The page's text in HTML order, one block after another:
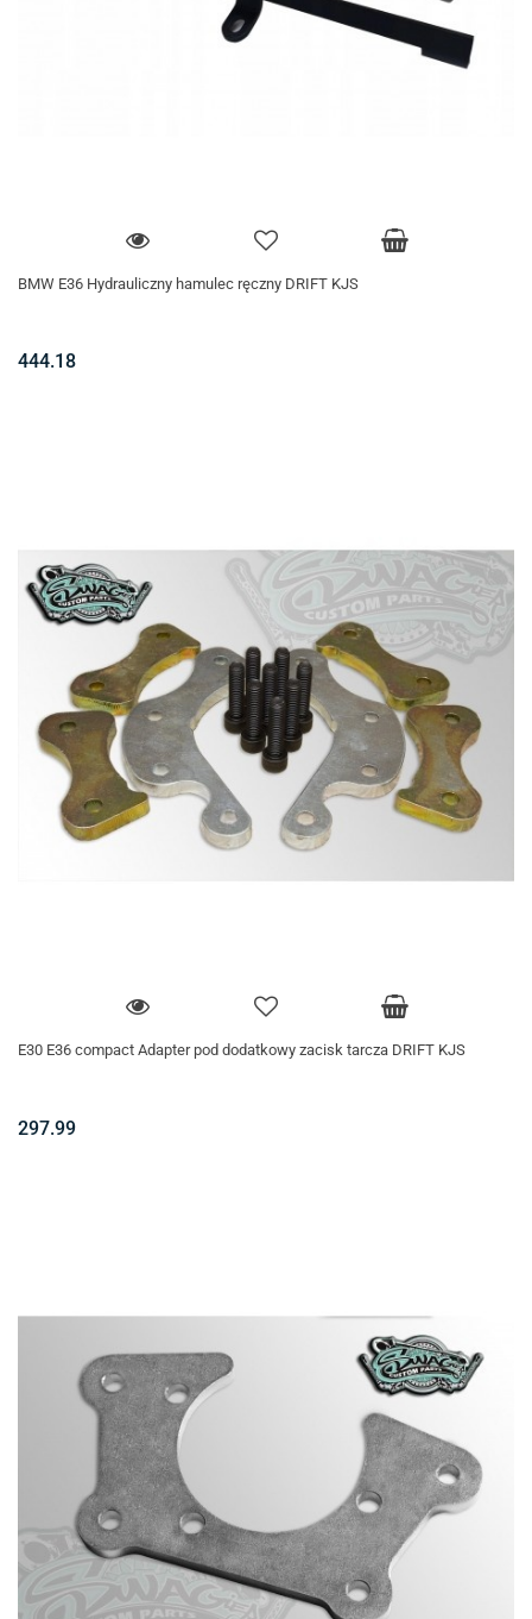
BMW E36 Hydrauliczny hamulec ręczny DRIFT KJS
444.18
E30 E36 compact Adapter pod dodatkowy zacisk tarcza DRIFT KJS
297.99